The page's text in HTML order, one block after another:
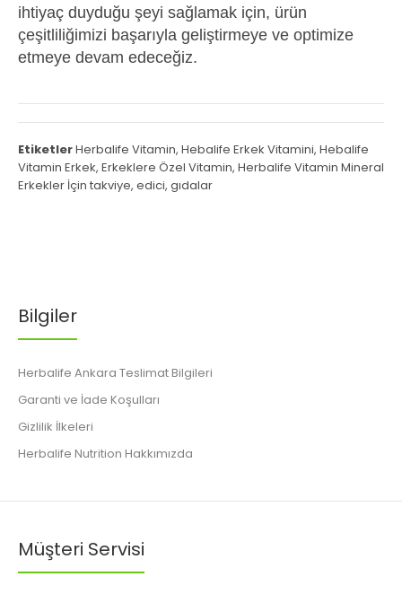
ihtiyaç duyduğu şeyi sağlamak için, ürün
çeşitliliğimizi başarıyla geliştirmeye ve optimize
etmeye devam edeceğiz.
EtiketlerHerbalife Vitamin, Hebalife Erkek Vitamini, Hebalife
Vitamin Erkek, Erkeklere Özel Vitamin, Herbalife Vitamin Mineral
Erkekler İçin takviye, edici, gıdalar
Bilgiler
Herbalife Ankara Teslimat Bilgileri
Garanti ve İade Koşulları
Gizlilik İlkeleri
Herbalife Nutrition Hakkımızda
Müşteri Servisi